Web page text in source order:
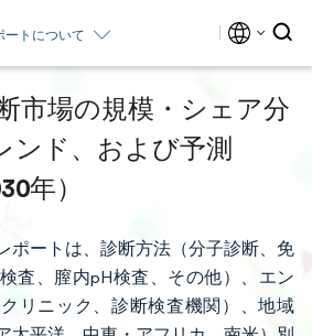
ートについて
市場の規模・シェア分
ンド、および予測
年）
ポートは、診断方法（分子診断、免
査、膣内pH検査、その他）、エン
リニック、診断検査機関）、地域